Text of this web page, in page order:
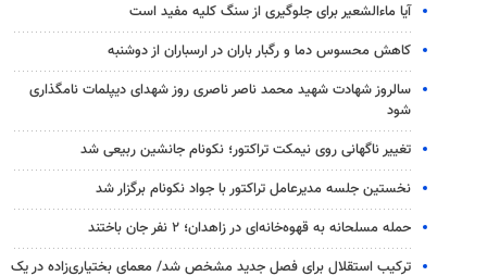
آیا ماءالشعیر برای جلوگیری از سنگ کلیه مفید است
کاهش محسوس دما و رگبار باران در ارسباران از دوشنبه
سالروز شهادت شهید محمد ناصر ناصری روز شهدای دیپلمات نامگذاری
شود
تغییر ناگهانی روی نیمکت تراکتور؛ نکونام جانشین ربیعی شد
نخستین جلسه مدیرعامل تراکتور با جواد نکونام برگزار شد
حمله مسلحانه به قهوه‌خانه‌ای در زاهدان؛ ۲ نفر جان باختند
ترکیب استقلال برای فصل جدید مشخص شد/ معمای بختیاری‌زاده در یک